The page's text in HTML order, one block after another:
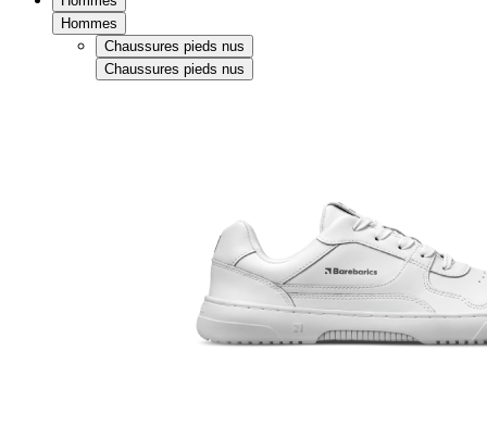
Hommes
Chaussures pieds nus
Chaussures pieds nus